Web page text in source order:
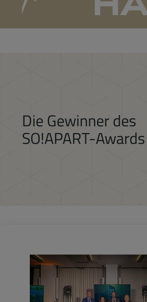
Die Gewinner des
SO!APART-Awards